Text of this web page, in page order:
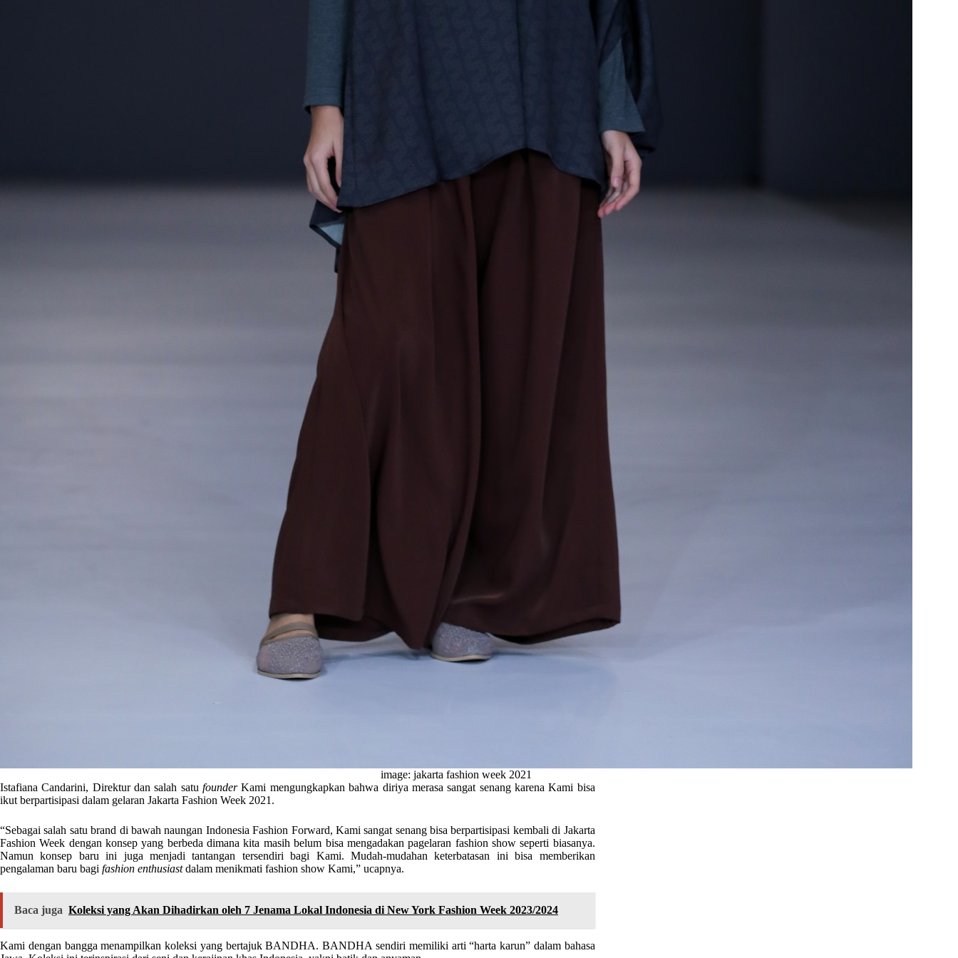
image: jakarta fashion week 2021
Istafiana Candarini, Direktur dan salah satufounderKami mengungkapkan bahwa diriya merasa sangat senang karena Kami bisa
ikut berpartisipasi dalam gelaran Jakarta Fashion Week 2021.
“Sebagai salah satu brand di bawah naungan Indonesia Fashion Forward, Kami sangat senang bisa berpartisipasi kembali di Jakarta
Fashion Week dengan konsep yang berbeda dimana kita masih belum bisa mengadakan pagelaran fashion show seperti biasanya.
Namun konsep baru ini juga menjadi tantangan tersendiri bagi Kami. Mudah-mudahan keterbatasan ini bisa memberikan
pengalaman baru bagi fashion enthusiastdalam menikmati fashion show Kami,” ucapnya.
Baca juga Koleksi yang Akan Dihadirkan oleh 7 Jenama Lokal Indonesia di New York Fashion Week 2023/2024
Kami dengan bangga menampilkan koleksi yang bertajuk BANDHA. BANDHA sendiri memiliki arti “harta karun” dalam bahasa